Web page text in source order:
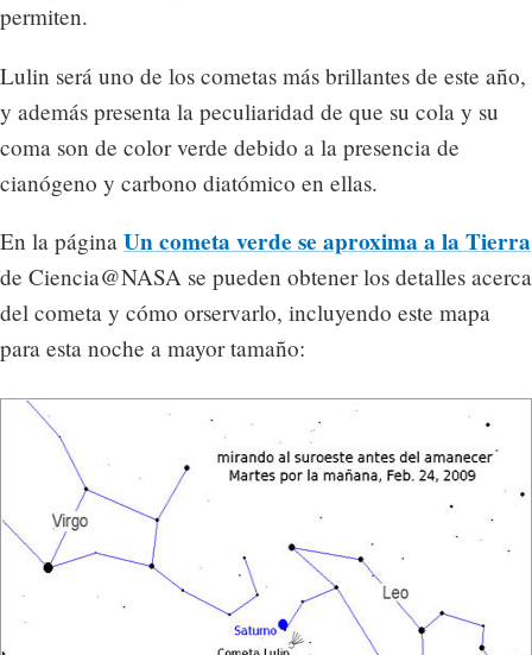
permiten.
Lulin será uno de los cometas más brillantes de este año,
y además presenta la peculiaridad de que su cola y su
coma son de color verde debido a la presencia de
cianógeno y carbono diatómico en ellas.
En la página Un cometa verde se aproxima a la Tierra
de Ciencia@NASA se pueden obtener los detalles acerca
del cometa y cómo orservarlo, incluyendo este mapa
para esta noche a mayor tamaño: